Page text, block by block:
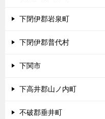
下閉伊郡岩泉町
下閉伊郡普代村
下関市
下高井郡山ノ内町
不破郡垂井町